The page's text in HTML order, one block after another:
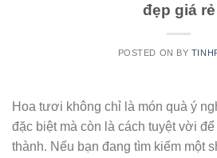
đẹp giá rẻ
POSTED ON BY
Hoa tươi không chỉ là món quà ý
đặc biệt mà còn là cách tuyệt vời
thành. Nếu bạn đang tìm kiếm một